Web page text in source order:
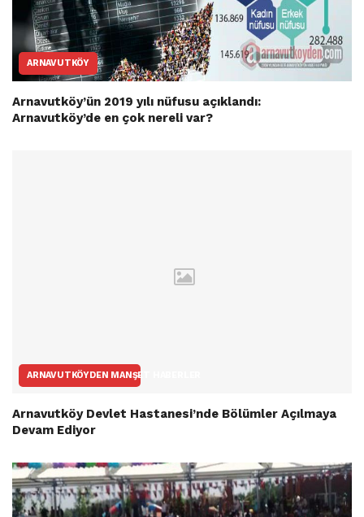
ARNAVUTKÖY
Arnavutköy’ün 2019 yılı nüfusu açıklandı:
Arnavutköy’de en çok nereli var?
ARNAVUTKÖYDEN MANŞET HABERLER
Arnavutköy Devlet Hastanesi’nde Bölümler Açılmaya
Devam Ediyor